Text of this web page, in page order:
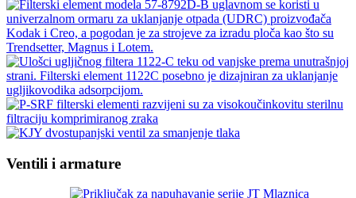
Ventili i armature